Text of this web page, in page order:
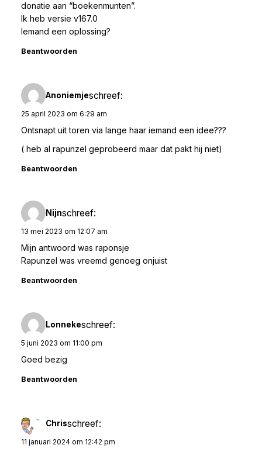
donatie aan “boekenmunten”.
Ik heb versie v167.0
Iemand een oplossing?
Beantwoorden
Anoniemjeschreef:
25 april 2023 om 6:29 am
Ontsnapt uit toren via lange haar iemand een idee???
( heb al rapunzel geprobeerd maar dat pakt hij niet)
Beantwoorden
Nijnschreef:
13 mei 2023 om 12:07 am
Mijn antwoord was raponsje
Rapunzel was vreemd genoeg onjuist
Beantwoorden
Lonnekeschreef:
5 juni 2023 om 11:00 pm
Goed bezig
Beantwoorden
Chrisschreef:
11 januari 2024 om 12:42 pm